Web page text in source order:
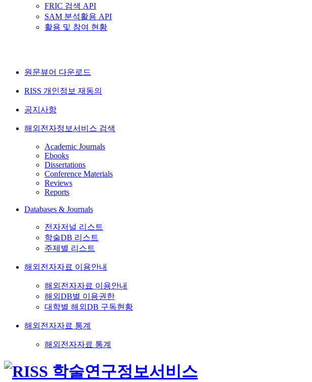
FRIC 검색 API
SAM 분석활용 API
활용 및 참여 현황
원문뷰어 다운로드
RISS 개인정보 재동의
공지사항
해외전자정보서비스 검색
Academic Journals
Ebooks
Dissertations
Conference Materials
Reviews
Reports
Databases & Journals
전자저널 리스트
학술DB 리스트
주제별 리스트
해외전자자료 이용안내
해외전자자료 이용안내
해외DB별 이용권한
대학별 해외DB 구독현황
해외전자자료 통계
해외전자자료 통계